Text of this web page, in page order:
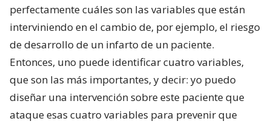
perfectamente cuáles son las variables que están
interviniendo en el cambio de, por ejemplo, el riesgo
de desarrollo de un infarto de un paciente.
Entonces, uno puede identificar cuatro variables,
que son las más importantes, y decir: yo puedo
diseñar una intervención sobre este paciente que
ataque esas cuatro variables para prevenir que